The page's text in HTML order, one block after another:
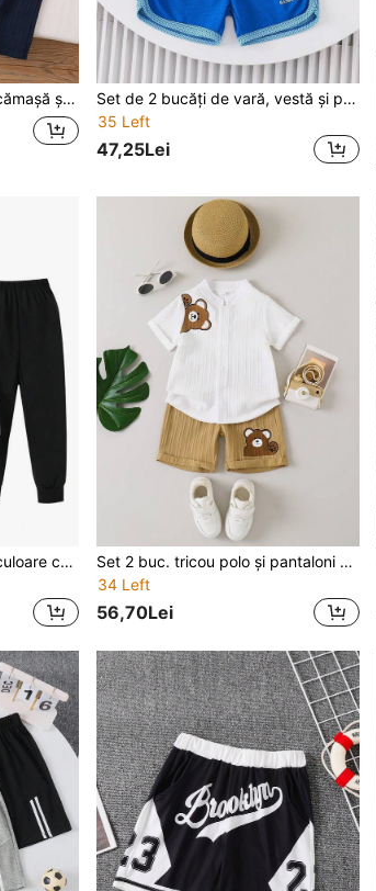
casual de sărbătoare pentru copii mici și mari, vară
Set de 2 bucăți de vară, vestă și pantaloni scurți din plasă cu uscare rapidă, ținută sport casual pentru copii 3-7 ani
35 Left
47,25Lei
2 bucăți/Set Tween Boy, culoare contrastantă, cu fermoar, jachetă și pantaloni
Set 2 buc. tricou polo și pantaloni scurți cu imprimeu texturat Seersucker King pentru băieți, vară, ținută casual pentru vacanță și școală, 4-7 ani
34 Left
56,70Lei